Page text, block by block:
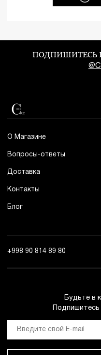
ПОДПИШИТЕСЬ
О Магазине
Вопросы-ответы
Доставка
Контакты
Блог
+998 90 814 89 80
Будьте в